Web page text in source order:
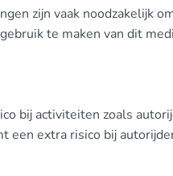
zijn vaak noodzakelijk
te maken van dit
bij activiteiten zoals
een extra risico bij